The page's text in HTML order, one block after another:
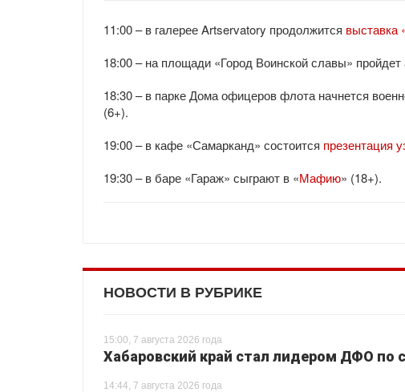
11:00 – в галерее Artservatory продолжится выставка
18:00 – на площади «Город Воинской славы»
18:30 – в парке Дома офицеров флота начнется
(6+).
19:00 – в кафе «Самарканд» состоится презентация
19:30 – в баре «Гараж» сыграют в «Мафию» (18+).
НОВОСТИ В РУБРИКЕ
15:00, 7 августа 2026 года
Хабаровский край стал лидером ДФО по
14:44, 7 августа 2026 года